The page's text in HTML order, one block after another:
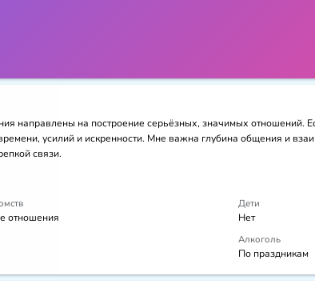
направлены на построение серьёзных, значимых отношений.
усилий и искренности. Мне важна глубина общения и
связи.
отношения
Дети
Нет
Алкоголь
По праздникам